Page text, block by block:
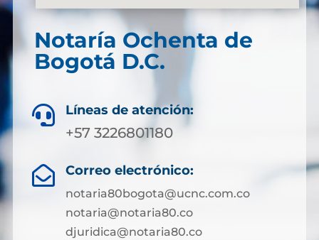
Notaría Ochenta de
Bogotá D.C.
 Líneas de atención:
+57 3226801180
 Correo electrónico:
notaria80bogota@ucnc.com.co
notaria@notaria80.co
djuridica@notaria80.co